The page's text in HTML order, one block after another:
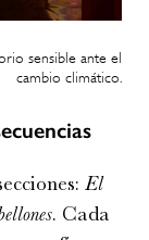
sensible ante el
cambio climático.
El
. Cada